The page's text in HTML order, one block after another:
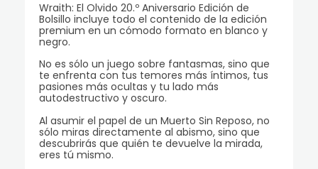
Wraith: El Olvido 20.º Aniversario Edición de
Bolsillo incluye todo el contenido de la edición
premium en un cómodo formato en blanco y
negro.
No es sólo un juego sobre fantasmas, sino que
te enfrenta con tus temores más íntimos, tus
pasiones más ocultas y tu lado más
autodestructivo y oscuro.
Al asumir el papel de un Muerto Sin Reposo, no
sólo miras directamente al abismo, sino que
descubrirás que quién te devuelve la mirada,
eres tú mismo.